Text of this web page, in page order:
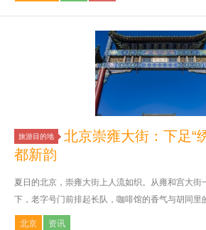
旅游目的地
北京崇雍大街：下足“
都新韵
夏日的北京，崇雍大街上人流如织。从雍和宫大街
下，老字号门前排起长队，咖啡馆的香气与胡同里
北京 资讯